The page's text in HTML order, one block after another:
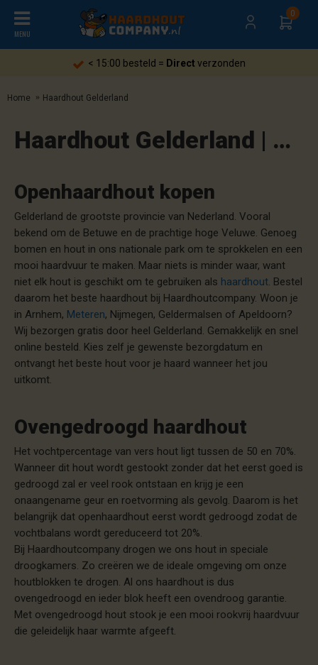
MENU
0
Gratisverzending heel Nederland
Home Haardhout Gelderland
Haardhout Gelderland | Cadeaubon "1314AN" voor gratis aanmaakblokjes
Openhaardhout kopen
Gelderland de grootste provincie van Nederland. Vooral
bekend om de Betuwe en de prachtige hoge Veluwe. Genoeg
bomen en hout in ons nationale park om te sprokkelen en een
mooi haardvuur te maken. Maar niets is minder waar, want
niet elk hout is geschikt om te gebruiken als haardhout. Bestel
daarom het beste haardhout bij Haardhoutcompany. Woon je
in Arnhem, Meteren, Nijmegen, Geldermalsen of Apeldoorn?
Wij bezorgen gratis door heel Gelderland. Gemakkelijk en snel
online besteld. Kies zelf je gewenste bezorgdatum en
ontvangt het beste hout voor je haard wanneer het jou
uitkomt.
Ovengedroogd haardhout
Het vochtpercentage van vers hout ligt tussen de 50 en 70%.
Wanneer dit hout wordt gestookt zonder dat het eerst goed is
gedroogd zal er veel rook ontstaan en krijg je een
onaangename geur en roetvorming als gevolg. Daarom is het
belangrijk dat openhaardhout eerst wordt gedroogd zodat de
vochtbalans wordt gereduceerd tot 20%.
Bij Haardhoutcompany drogen we ons hout in speciale
droogkamers. Zo creëren we de ideale omgeving om onze
houtblokken te drogen. Al ons haardhout is dus
ovengedroogd en ieder blok heeft een ovendroog garantie.
Met ovengedroogd hout stook je een mooi rookvrij haardvuur
die geleidelijk haar warmte afgeeft.